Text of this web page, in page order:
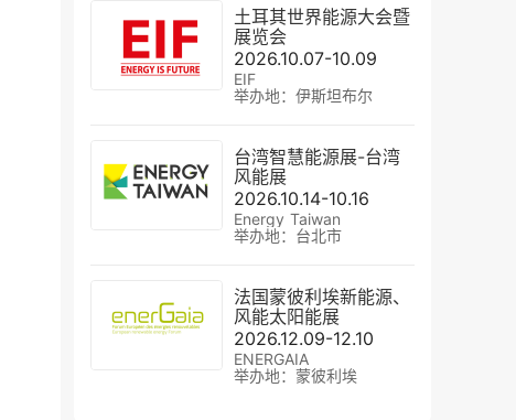
土耳其世界能源大会暨
展览会
2026.10.07-10.09
EIF
举办地：‌伊斯坦布尔
台湾智慧能源展-台湾
风能展
2026.10.14-10.16
Energy Taiwan
举办地：台北市
法国蒙彼利埃新能源、
风能太阳能展
2026.12.09-12.10
ENERGAIA
举办地：蒙彼利埃